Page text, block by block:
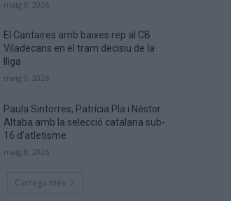
maig 9, 2026
El Cantaires amb baixes rep al CB
Viladecans en el tram decisiu de la
lliga
maig 9, 2026
Paula Sintorres, Patrícia Pla i Néstor
Altaba amb la selecció catalana sub-
16 d’atletisme
maig 8, 2026
Carrega més